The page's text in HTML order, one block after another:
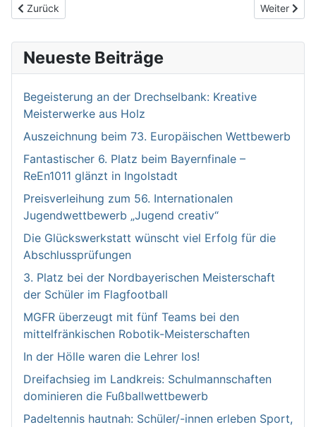
Vorheriger Beitrag: 3. Platz bei der Nordbayerischen
Zurück Nächster
Weiter
Neueste Beiträge
Begeisterung an der Drechselbank: Kreative
Meisterwerke aus Holz
Auszeichnung beim 73. Europäischen Wettbewerb
Fantastischer 6. Platz beim Bayernfinale –
ReEn1011 glänzt in Ingolstadt
Preisverleihung zum 56. Internationalen
Jugendwettbewerb „Jugend creativ“
Die Glückswerkstatt wünscht viel Erfolg für die
Abschlussprüfungen
3. Platz bei der Nordbayerischen Meisterschaft
der Schüler im Flagfootball
MGFR überzeugt mit fünf Teams bei den
mittelfränkischen Robotik-Meisterschaften
In der Hölle waren die Lehrer los!
Dreifachsieg im Landkreis: Schulmannschaften
dominieren die Fußballwettbewerb
Padeltennis hautnah: Schüler/-innen erleben Sport,